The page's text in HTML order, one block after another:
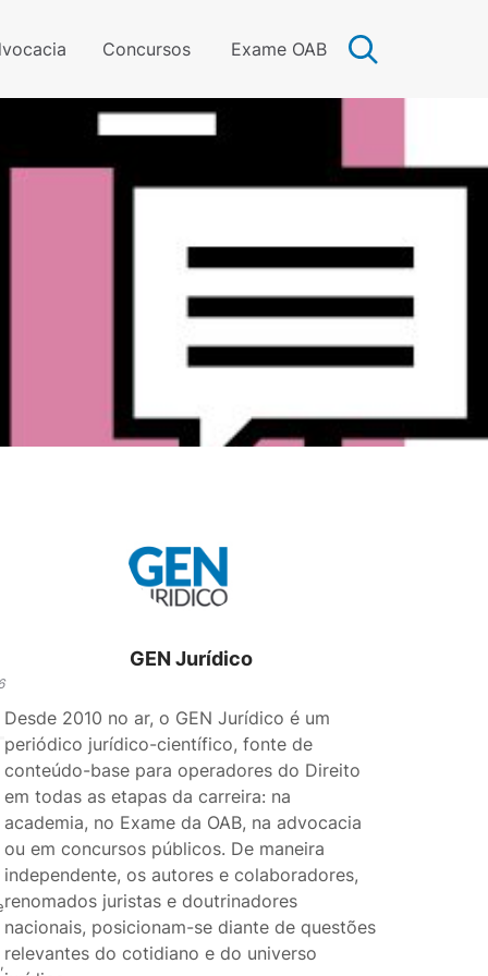
Concursos Exame OAB
GEN Jurídico
Desde 2010 no ar, o GEN Jurídico é um
periódico jurídico-científico, fonte de
conteúdo-base para operadores do Direito
em todas as etapas da carreira: na
academia, no Exame da OAB, na advocacia
ou em concursos públicos. De maneira
independente, os autores e colaboradores,
renomados juristas e doutrinadores
nacionais, posicionam-se diante de questões
relevantes do cotidiano e do universo